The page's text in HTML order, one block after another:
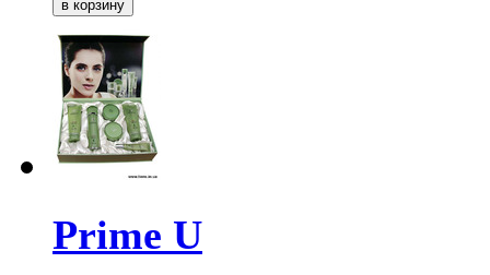
Prime U